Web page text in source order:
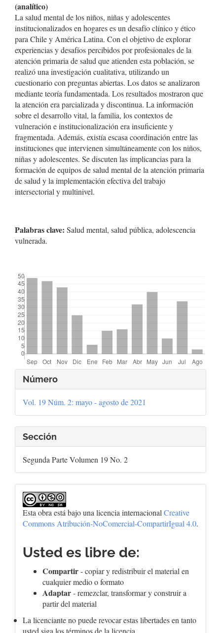
(analítico)
La salud mental de los niños, niñas y adolescentes
institucionalizados en hogares es un desafío clínico y ético
para Chile y América Latina. Con el objetivo de explorar
experiencias y desafíos percibidos por profesionales de la
atención primaria de salud que atienden esta población, se
realizó una investigación cualitativa, utilizando un
cuestionario con preguntas abiertas. Los datos se analizaron
mediante teoría fundamentada. Los resultados mostraron que
la atención era parcializada y discontinua. La información
sobre el desarrollo vital, la familia, los contextos de
vulneración e institucionalización era insuficiente y
fragmentada. Además, existía escasa coordinación entre las
instituciones que intervienen simultáneamente con los niños,
niñas y adolescentes. Se discuten las implicancias para la
formación de equipos de salud mental de la atención primaria
de salud y la implementación efectiva del trabajo
intersectorial y multinivel.
Palabras clave: Salud mental, salud pública, adolescencia
vulnerada.
Detalles
del
artículo
Número
Vol. 19 Núm. 2: mayo - agosto de 2021
Sección
Segunda Parte Volumen 19 No. 2
Esta obra está bajo una licencia internacional Creative
Commons Atribución-NoComercial-CompartirIgual 4.0.
Usted es libre de:
Compartir- copiar y redistribuir el material en
cualquier medio o formato
Adaptar- remezclar, transformar y construir a
partir del material
La licenciante no puede revocar estas libertades en tanto
usted siga los términos de la licencia